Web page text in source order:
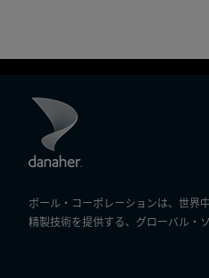
ポール・コーポレーションは、世界
精製技術を提供する、グローバル・